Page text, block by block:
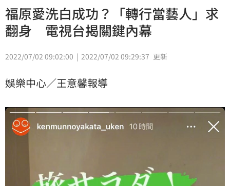
福原愛洗白成功？「轉行當藝人」求
翻身 電視台揭關鍵內幕
2022/07/02 09:02:00 2022/07/02 09:29:37 更新
娛樂中心／王意馨報導